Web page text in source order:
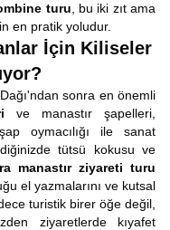
turu , bu iki zıt ama
en pratik yoludur.
İçin Kiliseler
sonra en önemli
ve manastır şapelleri,
oymacılığı ile sanat
tütsü kokusu ve
manastır ziyareti turu
el yazmalarını ve kutsal
turistik birer öğe değil,
ziyaretlerde kıyafet